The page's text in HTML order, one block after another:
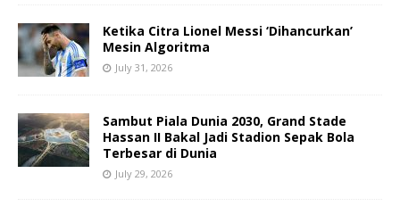
Ketika Citra Lionel Messi ‘Dihancurkan’
Mesin Algoritma
July 31, 2026
Sambut Piala Dunia 2030, Grand Stade
Hassan II Bakal Jadi Stadion Sepak Bola
Terbesar di Dunia
July 29, 2026